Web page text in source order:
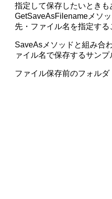
指定して保存したいときも
GetSaveAsFilenameメソ
先・ファイル名を指定する
SaveAsメソッドと組み合
ァイル名で保存するサンプ
ファイル保存前のフォルダ